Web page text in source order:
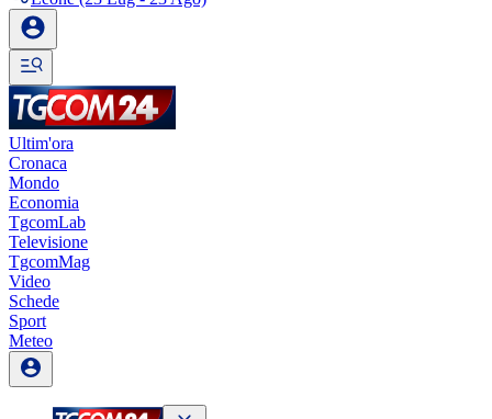
Ultim'ora
Cronaca
Mondo
Economia
TgcomLab
Televisione
TgcomMag
Video
Schede
Sport
Meteo